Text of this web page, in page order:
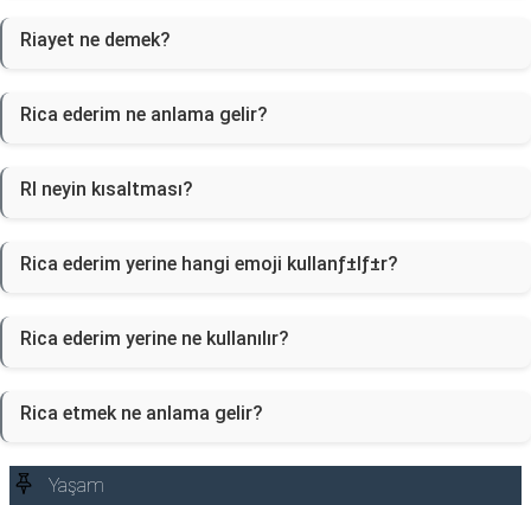
Riayet ne demek?
Rica ederim ne anlama gelir?
RI neyin kısaltması?
Rica ederim yerine hangi emoji kullanƒ±lƒ±r?
Rica ederim yerine ne kullanılır?
Rica etmek ne anlama gelir?
Yaşam